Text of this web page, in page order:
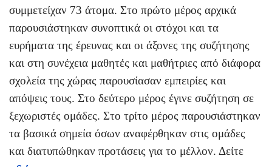
συμμετείχαν 73 άτομα. Στο πρώτο μέρος αρχικά
παρουσιάστηκαν συνοπτικά οι στόχοι και τα
ευρήματα της έρευνας και οι άξονες της συζήτησης
και στη συνέχεια μαθητές και μαθήτριες από διάφορα
σχολεία της χώρας παρουσίασαν εμπειρίες και
απόψεις τους. Στο δεύτερο μέρος έγινε συζήτηση σε
ξεχωριστές ομάδες. Στο τρίτο μέρος παρουσιάστηκαν
τα βασικά σημεία όσων αναφέρθηκαν στις ομάδες
και διατυπώθηκαν προτάσεις για το μέλλον. Δείτε